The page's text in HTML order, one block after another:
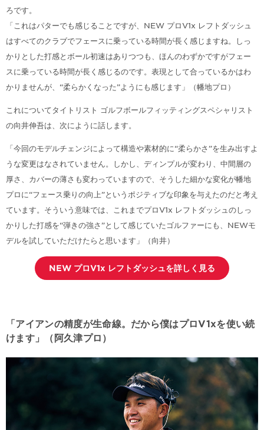
ろです。
「これはパターでも感じることですが、NEW プロV1x レフトダッシュ
はすべてのクラブでフェースに乗っている時間が長く感じますね。しっ
かりとした打感とボール初速はありつつも、ほんのわずかですがフェー
スに乗っている時間が長く感じるのです。表現として合っているかはわ
かりませんが、“柔らかくなった”ようにも感じます」（幡地プロ）
これについてタイトリスト ゴルフボールフィッティングスペシャリスト
の向井伸吾は、次にように話します。
「今回のモデルチェンジによって構造や素材的に“柔らかさ”を生み出すよ
うな変更はなされていません。しかし、ディンプルが変わり、中間層の
厚さ、カバーの薄さも変わっていますので、そうした細かな変化が幡地
プロに“フェース乗りの向上”というポジティブな印象を与えたのだと考え
ています。そういう意味では、これまでプロV1x レフトダッシュのしっ
かりした打感を“弾きの強さ”として感じていたゴルファーにも、NEWモ
デルを試していただけたらと思います」（向井）
NEW プロV1x レフトダッシュを詳しく見る
「アイアンの精度が生命線。だから僕はプロV1xを使い続
けます」（阿久津プロ）